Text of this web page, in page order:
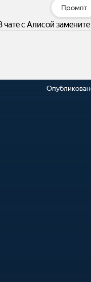
Промпт
чате с Алисой